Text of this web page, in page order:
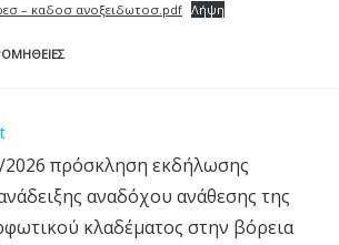
– καδοσ ανοξειδωτοσ.pdf Λήψη
2026 πρόσκληση εκδήλωσης
αναδόχου ανάθεσης της
κλαδέματος στην βόρεια